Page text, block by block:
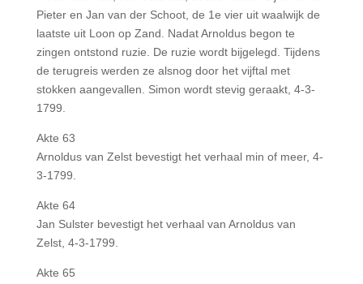
Pieter en Jan van der Schoot, de 1e vier uit waalwijk de
laatste uit Loon op Zand. Nadat Arnoldus begon te
zingen ontstond ruzie. De ruzie wordt bijgelegd. Tijdens
de terugreis werden ze alsnog door het vijftal met
stokken aangevallen. Simon wordt stevig geraakt, 4-3-
1799.
Akte 63
Arnoldus van Zelst bevestigt het verhaal min of meer, 4-
3-1799.
Akte 64
Jan Sulster bevestigt het verhaal van Arnoldus van
Zelst, 4-3-1799.
Akte 65